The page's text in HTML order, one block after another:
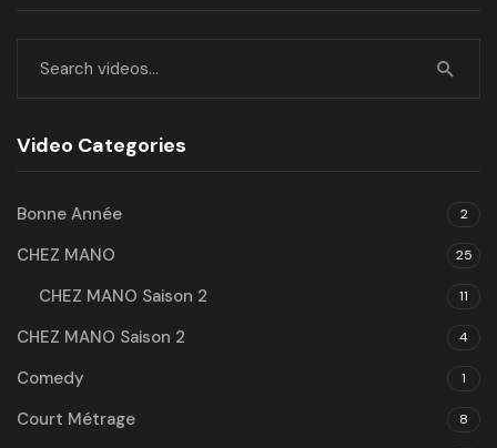
Video Categories
Bonne Année 2
CHEZ MANO 25
CHEZ MANO Saison 2 11
CHEZ MANO Saison 2 4
Comedy 1
Court Métrage 8